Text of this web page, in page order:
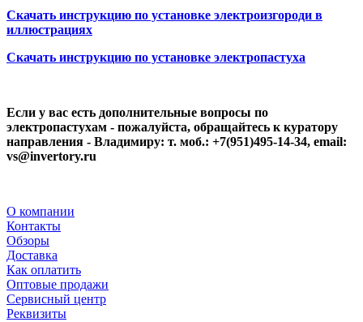
Скачать инструкцию по установке электроизгороди в
иллюстрациях
Скачать инструкцию по установке электропастуха
Если у вас есть дополнительные вопросы по
электропастухам - пожалуйста, обращайтесь к куратору
направления - Владимиру: т. моб.: +7(951)495-14-34, email:
vs@invertory.ru
О компании
Контакты
Обзоры
Доставка
Как оплатить
Оптовые продажи
Сервисный центр
Реквизиты